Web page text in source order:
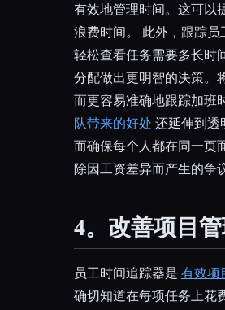
有效地管理时间。这可以
浪费时间。 此外，跟踪
轻松查看任务需要多长时
分配做出更明智的决策。
而更容易准确地跟踪加班
队带来的好处 还延伸到透
而确保每个人都在同一页
除因工资差异而产生的争
4。改善项目
员工时间追踪器是 有效项
确切知道在每项任务上花